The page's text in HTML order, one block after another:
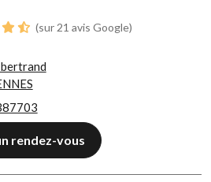
(sur 21 avis Google)
rendez-vous